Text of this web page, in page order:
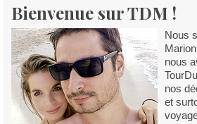
Bienvenue sur TDM !
Nous
nous
nos
et